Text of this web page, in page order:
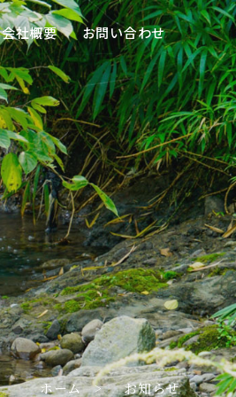
会社概要 お問い合わせ
ホーム お知らせ